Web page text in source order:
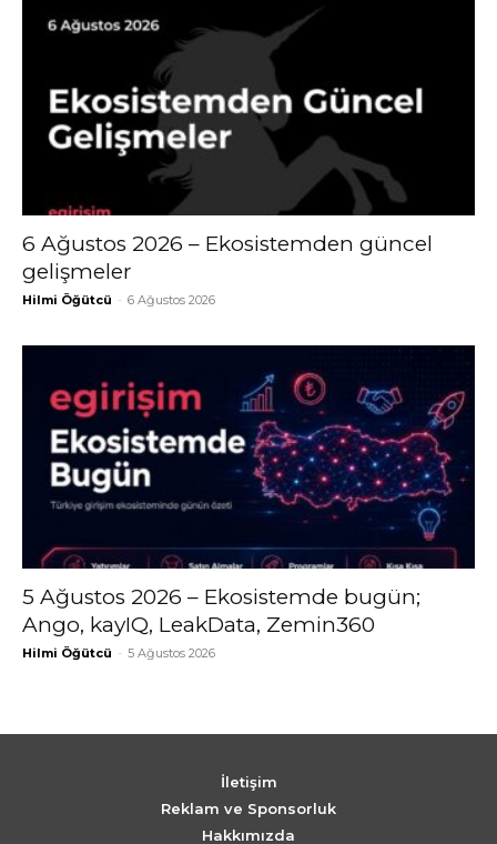
6 Ağustos 2026 – Ekosistemden güncel
gelişmeler
Hilmi Öğütcü - 6 Ağustos 2026
5 Ağustos 2026 – Ekosistemde bugün;
Ango, kayIQ, LeakData, Zemin360
Hilmi Öğütcü - 5 Ağustos 2026
İletişim
Reklam ve Sponsorluk
Hakkımızda